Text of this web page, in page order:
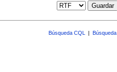
Guardar
Búsqueda CQL